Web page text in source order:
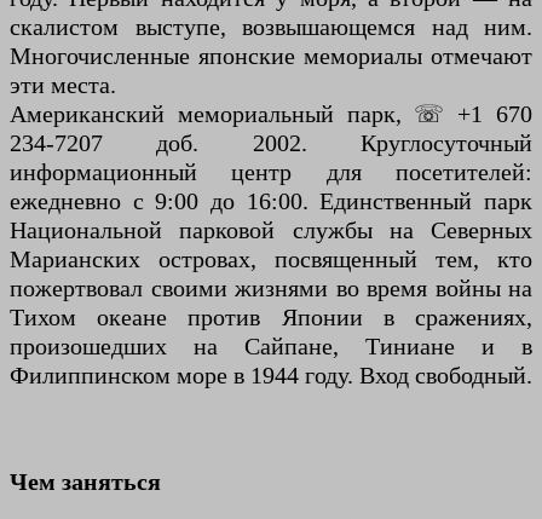
скалистом выступе, возвышающемся над ним.
Многочисленные японские мемориалы отмечают
эти места.
Американский мемориальный парк, ☏ +1 670
234-7207 доб. 2002. Круглосуточный
информационный центр для посетителей:
ежедневно с 9:00 до 16:00. Единственный парк
Национальной парковой службы на Северных
Марианских островах, посвященный тем, кто
пожертвовал своими жизнями во время войны на
Тихом океане против Японии в сражениях,
произошедших на Сайпане, Тиниане и в
Филиппинском море в 1944 году. Вход свободный.
Чем заняться